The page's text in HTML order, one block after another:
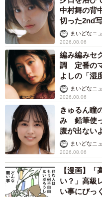
食材購入時に価格の安さを重視
パナソニック調べ）
具体的にどんな工夫をし
のが「高いと感じる食材
（64.4％）、次いで「割
食材で代用する」（43.5％
があっても、価格を重視
購入している様子が見て
中村舞の背
切った2nd
まいどなニ
2026.08.06
編み編みセ
調 定番の
よしの「湿
まいどなニ
2026.08.06
きゅるん瞳
み 鉛筆使
腹が出ない
まいどなニ
2026.08.06
【漫画】
い？」高級
い事にびっ